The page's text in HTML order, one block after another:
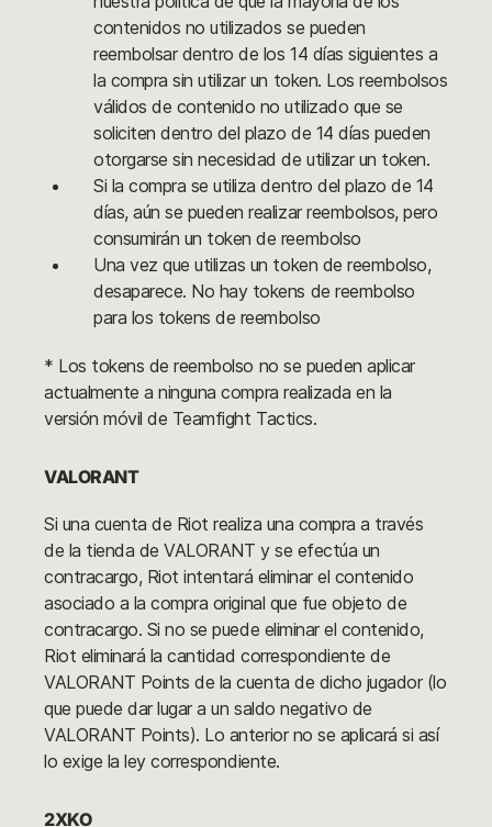
contenidos no utilizados se pueden
reembolsar dentro de los 14 días siguientes a
la compra sin utilizar un token. Los reembolsos
válidos de contenido no utilizado que se
soliciten dentro del plazo de 14 días pueden
otorgarse sin necesidad de utilizar un token.
Si la compra se utiliza dentro del plazo de 14
días, aún se pueden realizar reembolsos, pero
consumirán un token de reembolso
Una vez que utilizas un token de reembolso,
desaparece. No hay tokens de reembolso
para los tokens de reembolso
* Los tokens de reembolso no se pueden aplicar
actualmente a ninguna compra realizada en la
versión móvil de Teamfight Tactics.
VALORANT
Si una cuenta de Riot realiza una compra a través
de la tienda de VALORANT y se efectúa un
contracargo, Riot intentará eliminar el contenido
asociado a la compra original que fue objeto de
contracargo. Si no se puede eliminar el contenido,
Riot eliminará la cantidad correspondiente de
VALORANT Points de la cuenta de dicho jugador (lo
que puede dar lugar a un saldo negativo de
VALORANT Points). Lo anterior no se aplicará si así
lo exige la ley correspondiente.
2XKO